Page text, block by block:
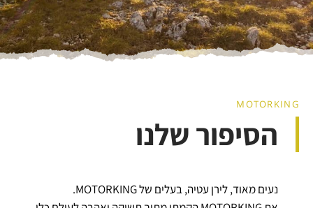
MOTORKING
הסיפור שלנו
נעים מאוד, לירן עטיה, בעלים של MOTORKING.